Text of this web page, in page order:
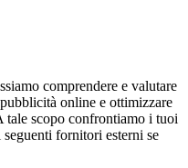
comprendere e valutare
online e ottimizzare
tale scopo confrontiamo i tuoi
fornitori esterni se